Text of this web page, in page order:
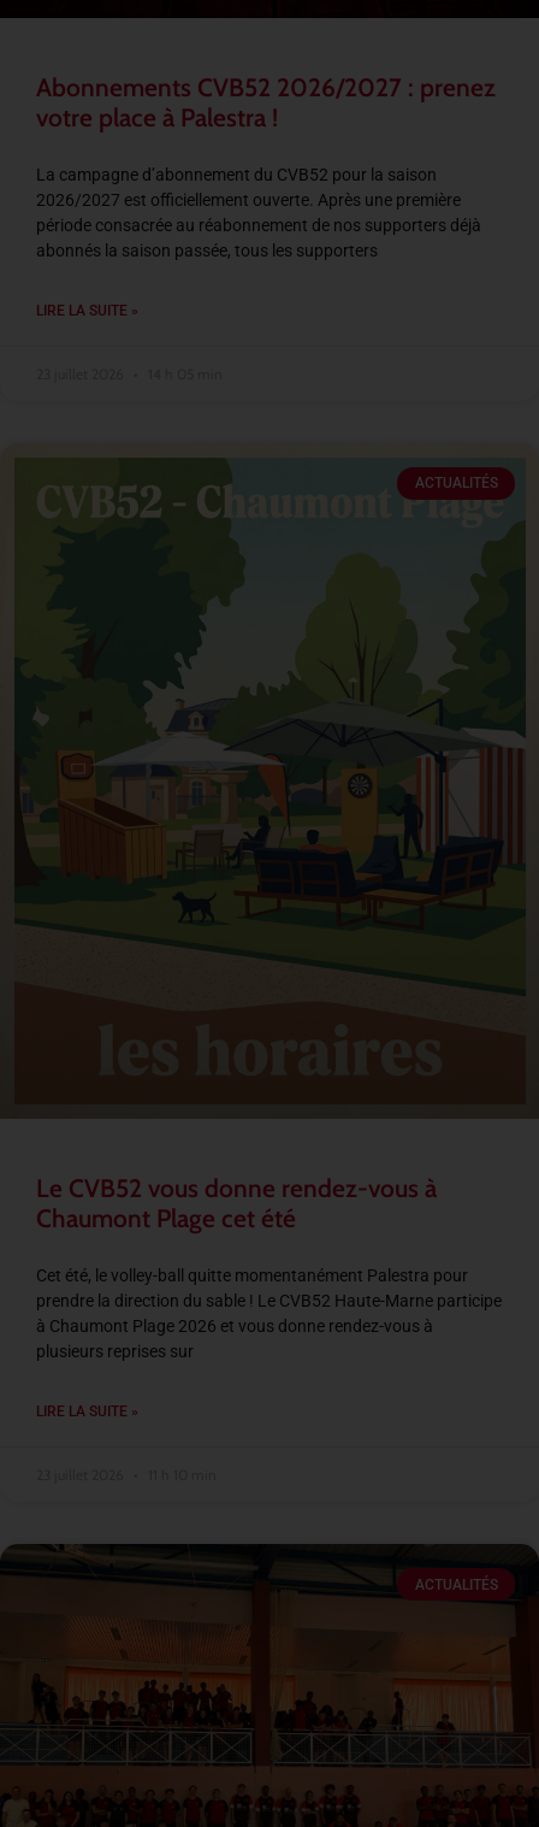
Abonnements CVB52 2026/2027 : prenez
votre place à Palestra !
La campagne d’abonnement du CVB52 pour la saison
2026/2027 est officiellement ouverte. Après une première
période consacrée au réabonnement de nos supporters déjà
abonnés la saison passée, tous les supporters
LIRE LA SUITE »
ACTUALITÉS
Le CVB52 vous donne rendez-vous à
Chaumont Plage cet été
Cet été, le volley-ball quitte momentanément Palestra pour
prendre la direction du sable ! Le CVB52 Haute-Marne participe
à Chaumont Plage 2026 et vous donne rendez-vous à
plusieurs reprises sur
LIRE LA SUITE »
ACTUALITÉS